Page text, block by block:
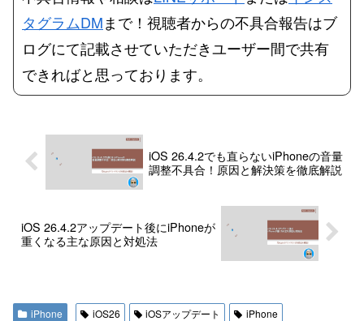
タグラムDMまで！視聴者からの不具合報告はブ
ログにて記載させていただきユーザー間で共有
できればと思っております。
iOS 26.4.2でも直らないiPhoneの音量
調整不具合！原因と解決策を徹底解説
iOS 26.4.2アップデート後にiPhoneが
重くなる主な原因と対処法
iPhone iOS26 iOSアップデート
iPhone